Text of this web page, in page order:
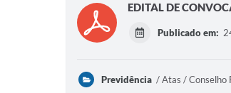
EDITAL DE
Publicado em:
Previdência Atas / Conselho